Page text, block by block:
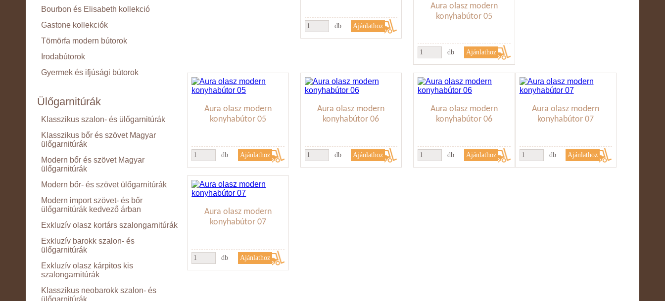
Bourbon és Elisabeth kollekció
Gastone kollekciók
Tömörfa modern bútorok
Irodabútorok
Gyermek és ifjúsági bútorok
Ülőgarnitúrák
Klasszikus szalon- és ülőgarnitúrák
Klasszikus bőr és szövet Magyar
ülőgarnitúrák
Modern bőr és szövet Magyar
ülőgarnitúrák
Modern bőr- és szövet ülőgarnitúrák
Modern import szövet- és bőr
ülőgarnitúrák kedvező árban
Exkluzív olasz kortárs szalongarnitúrák
Exkluzív barokk szalon- és
ülőgarnitúrák
Exkluzív olasz kárpitos kis
szalongarnitúrák
Klasszikus neobarokk szalon- és
ülőgarnitúrák
db
Aura olasz modern
konyhabútor 05
db
Aura olasz modern
konyhabútor 05
db
Aura olasz modern
konyhabútor 06
db
Aura olasz modern
konyhabútor 06
db
Aura olasz modern
konyhabútor 07
db
Aura olasz modern
konyhabútor 07
db